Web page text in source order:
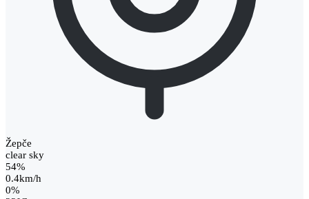
Žepče
clear sky
54%
0.4km/h
0%